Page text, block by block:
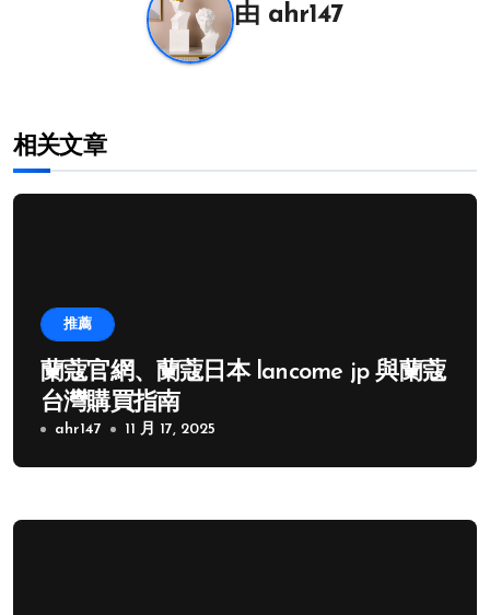
由 ahr147
相关文章
推薦
蘭蔻官網、蘭蔻日本 lancome jp 與蘭蔻
台灣購買指南
ahr147 11 月 17, 2025